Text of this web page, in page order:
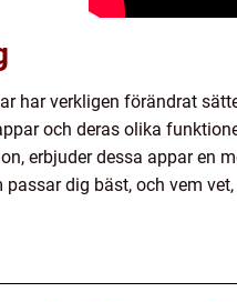
har verkligen förändrat
och deras olika
erbjuder dessa appar en
passar dig bäst, och vem